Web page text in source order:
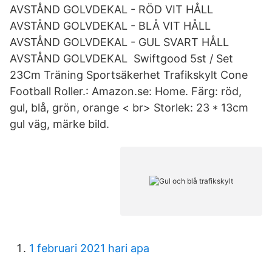
AVSTÅND GOLVDEKAL - RÖD VIT HÅLL
AVSTÅND GOLVDEKAL - BLÅ VIT HÅLL
AVSTÅND GOLVDEKAL - GUL SVART HÅLL
AVSTÅND GOLVDEKAL Swiftgood 5st / Set
23Cm Träning Sportsäkerhet Trafikskylt Cone
Football Roller.: Amazon.se: Home. Färg: röd,
gul, blå, grön, orange < br> Storlek: 23 * 13cm
gul väg, märke bild.
1 februari 2021 hari apa